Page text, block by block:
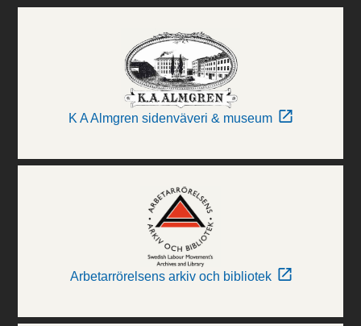
K A Almgren sidenväveri & museum
Arbetarrörelsens arkiv och bibliotek